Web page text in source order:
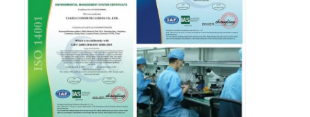
Ga Nu Praten.
MPO MTP
WDM MUX DEMUX